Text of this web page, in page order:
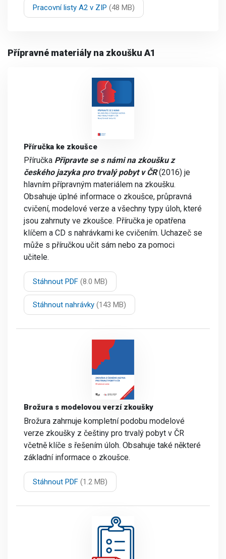
Pracovní listy A2 v ZIP (48 MB)
Přípravné materiály na zkoušku A1
Příručka ke zkoušce
Příručka Připravte se s námi na zkoušku z
českého jazyka pro trvalý pobyt v ČR(2016) je
hlavním přípravným materiálem na zkoušku.
Obsahuje úplné informace o zkoušce, průpravná
cvičení, modelové verze a všechny typy úloh, které
jsou zahrnuty ve zkoušce. Příručka je opatřena
klíčem a CD s nahrávkami ke cvičením. Uchazeč se
může s příručkou učit sám nebo za pomoci
učitele.
Stáhnout PDF (8.0 MB)
Stáhnout nahrávky (143 MB)
Brožura s modelovou verzí zkoušky
Brožura zahrnuje kompletní podobu modelové
verze zkoušky z češtiny pro trvalý pobyt v ČR
včetně klíče s řešením úloh. Obsahuje také některé
základní informace o zkoušce.
Stáhnout PDF (1.2 MB)